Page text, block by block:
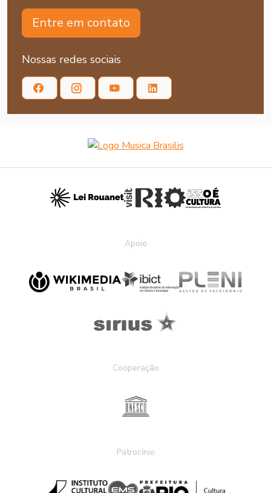
Entre em contato
Nossas redes sociais
Apoio
Cooperação
Patrocínio